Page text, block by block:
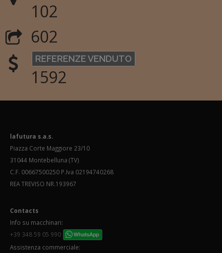
102
602
REFERENZE VENDUTO
1592
lafutura s.a.s.
Piazza Corte Maggiore 23/10
31044 Montebelluna (TV)
C.F. 00667500250 P.Iva 02194740268
REA TREVISO NR.193967
Contacts
Info su macchinari:
+39 348 59 05 990
Assistenza commerciale: